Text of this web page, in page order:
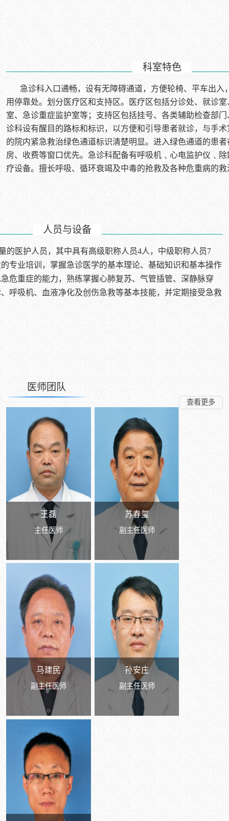
科室特色
急诊科入口通畅，设有无障碍通道，方便轮椅、平车出入
用停靠处。划分医疗区和支持区。医疗区包括分诊处、就诊
室、急诊重症监护室等；支持区包括挂号、各类辅助检查部
诊科设有醒目的路标和标识，以方便和引导患者就诊，与手
的院内紧急救治绿色通道标识清楚明显。进入绿色通道的患
房、收费等窗口优先。急诊科配备有呼吸机﹑心电监护仪﹑
疗设备。擅长呼吸、循环衰竭及中毒的抢救及各种危重病的救
人员与设备
的医护人员，其中具有高级职称人员4人，中级职称人员7
专业培训，掌握急诊医学的基本理论、基础知识和基本操作
危重症的能力，熟练掌握心肺复苏、气管插管、深静脉穿
呼吸机、血液净化及创伤急救等基本技能，并定期接受急救
医师团队
查看更多
王磊
主任医师
苏春玺
副主任医师
马建民
副主任医师
孙安庄
副主任医师